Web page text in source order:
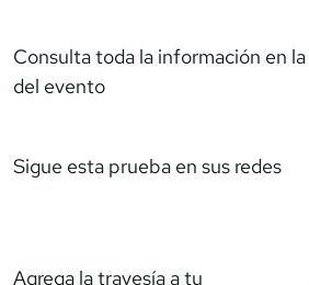
Consulta toda la información en
del evento
Sigue esta prueba en sus redes
Agrega la travesía a tu